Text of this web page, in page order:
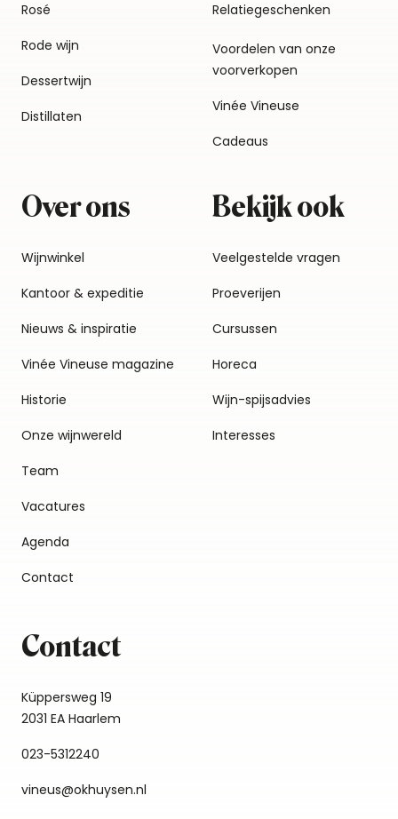
Rosé
Rode wijn
Dessertwijn
Distillaten
Relatiegeschenken
Voordelen van onze
voorverkopen
Vinée Vineuse
Cadeaus
Over ons
Wijnwinkel
Kantoor & expeditie
Nieuws & inspiratie
Vinée Vineuse magazine
Historie
Onze wijnwereld
Team
Vacatures
Agenda
Contact
Bekijk ook
Veelgestelde vragen
Proeverijen
Cursussen
Horeca
Wijn-spijsadvies
Interesses
Contact
Küppersweg 19
2031 EA Haarlem
023-5312240
vineus@okhuysen.nl